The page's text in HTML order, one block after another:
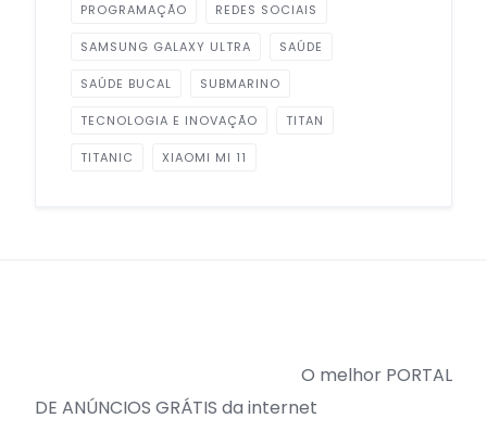
PROGRAMAÇÃO REDES SOCIAIS
SAMSUNG GALAXY ULTRA SAÚDE
SAÚDE BUCAL SUBMARINO
TECNOLOGIA E INOVAÇÃO TITAN
TITANIC XIAOMI MI 11
O melhor PORTAL
DE ANÚNCIOS GRÁTIS da internet